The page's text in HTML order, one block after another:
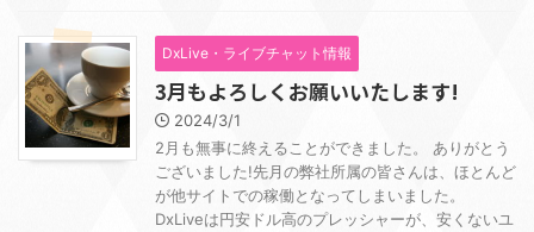
DxLive・ライブチャット情報
3月もよろしくお願いいたします!
2024/3/1
2月も無事に終えることができました。 ありがとう
ございました!先月の弊社所属の皆さんは、ほとんど
が他サイトでの稼働となってしまいました。
DxLiveは円安ドル高のプレッシャーが、安くないユ